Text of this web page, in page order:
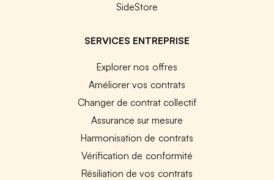
SideStore
SERVICES ENTREPRISE
Explorer nos offres
Améliorer vos contrats
Changer de contrat collectif
Assurance sur mesure
Harmonisation de contrats
Vérification de conformité
Résiliation de vos contrats